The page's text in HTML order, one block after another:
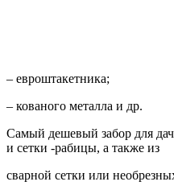
– евроштакетника;
– кованого металла и др.
Самый дешевый забор для
и сетки -рабицы, а также из
сварной сетки или